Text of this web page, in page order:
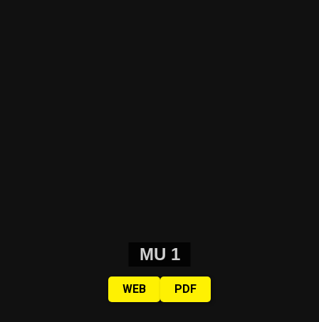
MU 1
WEB PDF